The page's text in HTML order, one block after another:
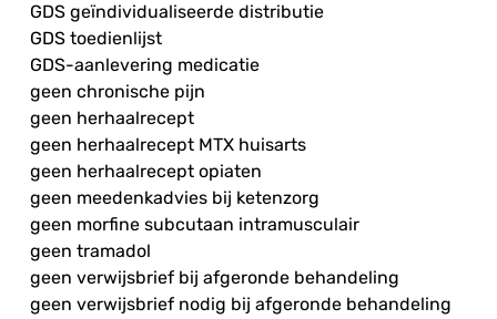
GDS geïndividualiseerde distributie
GDS toedienlijst
GDS-aanlevering medicatie
geen chronische pijn
geen herhaalrecept
geen herhaalrecept MTX huisarts
geen herhaalrecept opiaten
geen meedenkadvies bij ketenzorg
geen morfine subcutaan intramusculair
geen tramadol
geen verwijsbrief bij afgeronde behandeling
geen verwijsbrief nodig bij afgeronde behandeling